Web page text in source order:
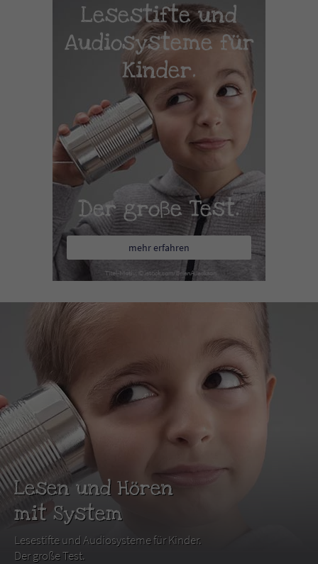
Lesestifte und
Audiosysteme für
Kinder.
Der große Test.
mehr erfahren
Lesen und Hören
mit System
Lesestifte und Audiosysteme für Kinder.
Der große Test.